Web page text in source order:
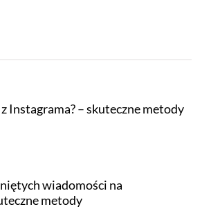
Instagrama? – skuteczne metody
wiadomości na
metody